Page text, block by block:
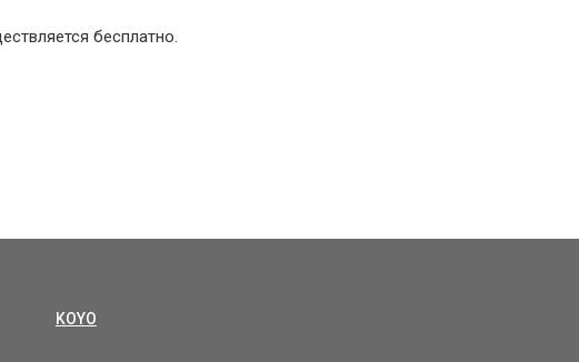
бесплатно.
KOYO